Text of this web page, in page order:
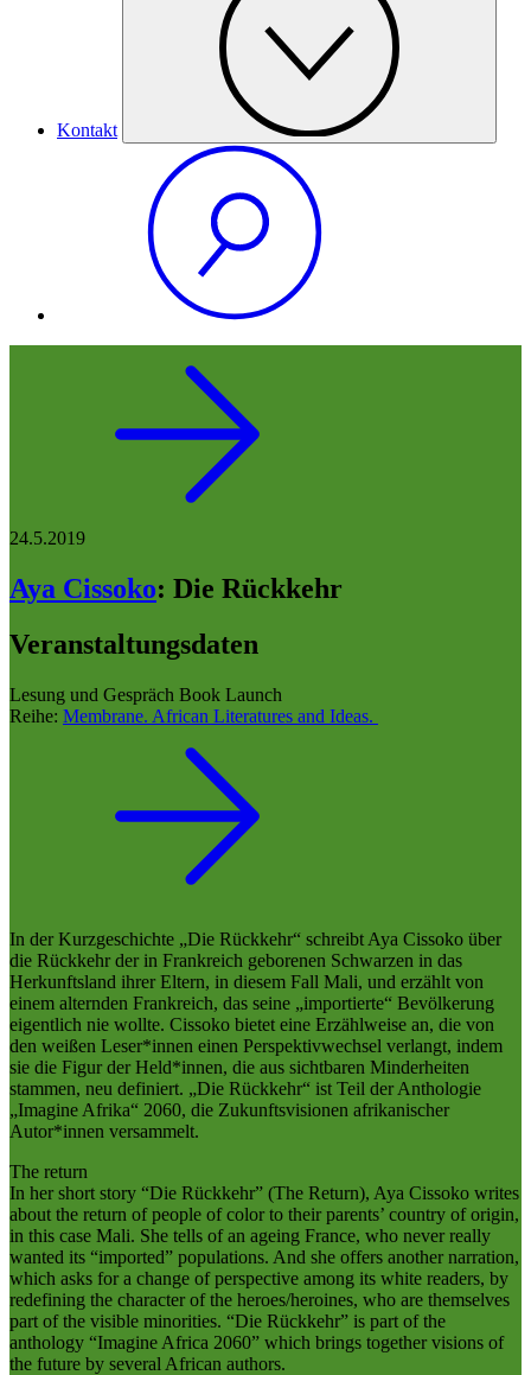
Kontakt
24.5.2019
Aya Cissoko: Die Rückkehr
Veranstaltungsdaten
Lesung und Gespräch Book Launch
Reihe: Membrane. African Literatures and Ideas.
In der Kurzgeschichte „Die Rückkehr“ schreibt Aya Cissoko über
die Rückkehr der in Frankreich geborenen Schwarzen in das
Herkunftsland ihrer Eltern, in diesem Fall Mali, und erzählt von
einem alternden Frankreich, das seine „importierte“ Bevölkerung
eigentlich nie wollte. Cissoko bietet eine Erzählweise an, die von
den weißen Leser*innen einen Perspektivwechsel verlangt, indem
sie die Figur der Held*innen, die aus sichtbaren Minderheiten
stammen, neu definiert. „Die Rückkehr“ ist Teil der Anthologie
„Imagine Afrika“ 2060, die Zukunftsvisionen afrikanischer
Autor*innen versammelt.
The return
In her short story “Die Rückkehr” (The Return), Aya Cissoko writes
about the return of people of color to their parents’ country of origin,
in this case Mali. She tells of an ageing France, who never really
wanted its “imported” populations. And she offers another narration,
which asks for a change of perspective among its white readers, by
redefining the character of the heroes/heroines, who are themselves
part of the visible minorities. “Die Rückkehr” is part of the
anthology “Imagine Africa 2060” which brings together visions of
the future by several African authors.